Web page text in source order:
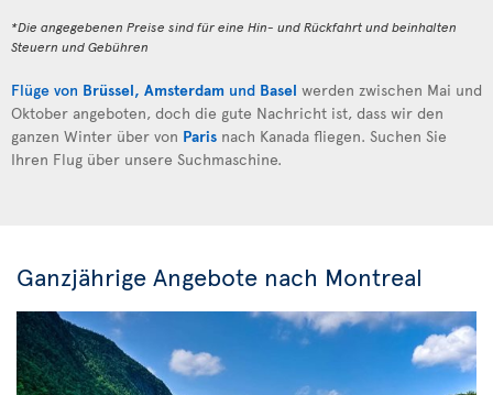
*Die angegebenen Preise sind für eine Hin- und Rückfahrt und beinhalten
Steuern und Gebühren
Flüge von Brüssel, Amsterdam und Basel werden zwischen Mai und
Oktober angeboten, doch die gute Nachricht ist, dass wir den
ganzen Winter über von Paris nach Kanada fliegen. Suchen Sie
Ihren Flug über unsere Suchmaschine.
Ganzjährige Angebote nach Montreal